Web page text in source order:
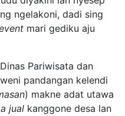
ngelakoni, dadi sing
mari gediku aju
Pariwisata dan
pandangan kelendi
) makne adat utawa
jual kanggone desa lan